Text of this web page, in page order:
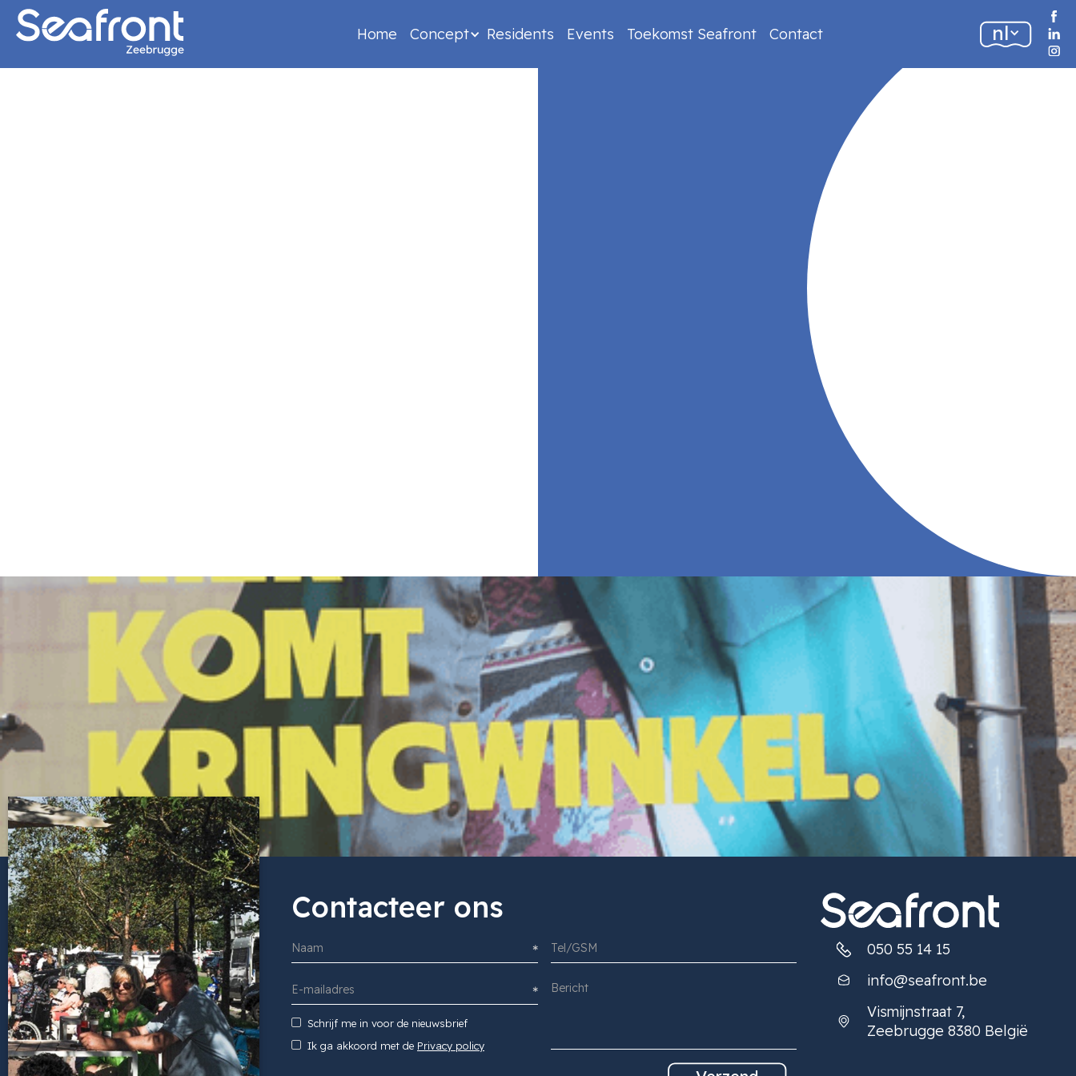
Home Concept Residents Events Toekomst Seafront Contact nl
Contacteer ons
Schrijf me in voor de nieuwsbrief
Ik ga akkoord met de Privacy policy
050 55 14 15
info@seafront.be
Vismijnstraat 7,
Zeebrugge 8380 België